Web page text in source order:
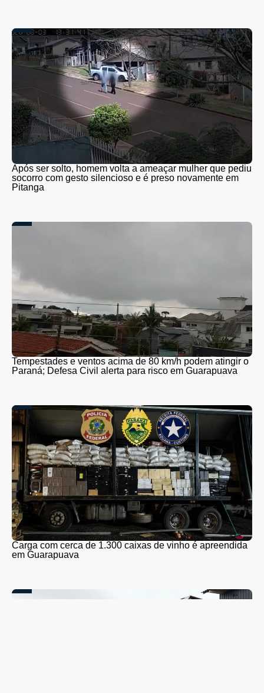
Após ser solto, homem volta a ameaçar mulher que pediu
socorro com gesto silencioso e é preso novamente em
Pitanga
Tempestades e ventos acima de 80 km/h podem atingir o
Paraná; Defesa Civil alerta para risco em Guarapuava
Carga com cerca de 1.300 caixas de vinho é apreendida
em Guarapuava